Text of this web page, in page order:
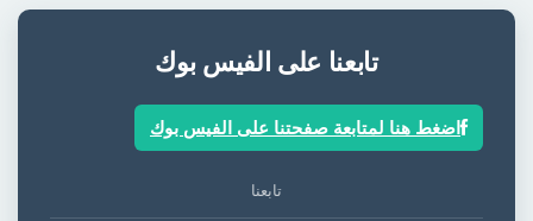
تابعنا على الفيس بوك
اضغط هنا لمتابعة صفحتنا على الفيس بوك
تابعنا